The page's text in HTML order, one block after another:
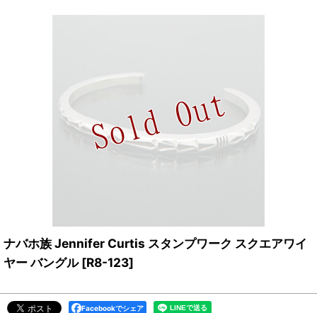
ナバホ族 Jennifer Curtis スタンプワーク スクエアワイ
ヤー バングル [R8-123]
Facebookでシェア